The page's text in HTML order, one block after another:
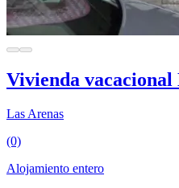
Vivienda vacacional
Las Arenas
(0)
Alojamiento entero